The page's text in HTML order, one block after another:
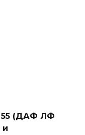
55 (ДАФ ЛФ
и